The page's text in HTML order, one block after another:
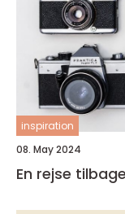
inspiration
08. May 2024
En rejse